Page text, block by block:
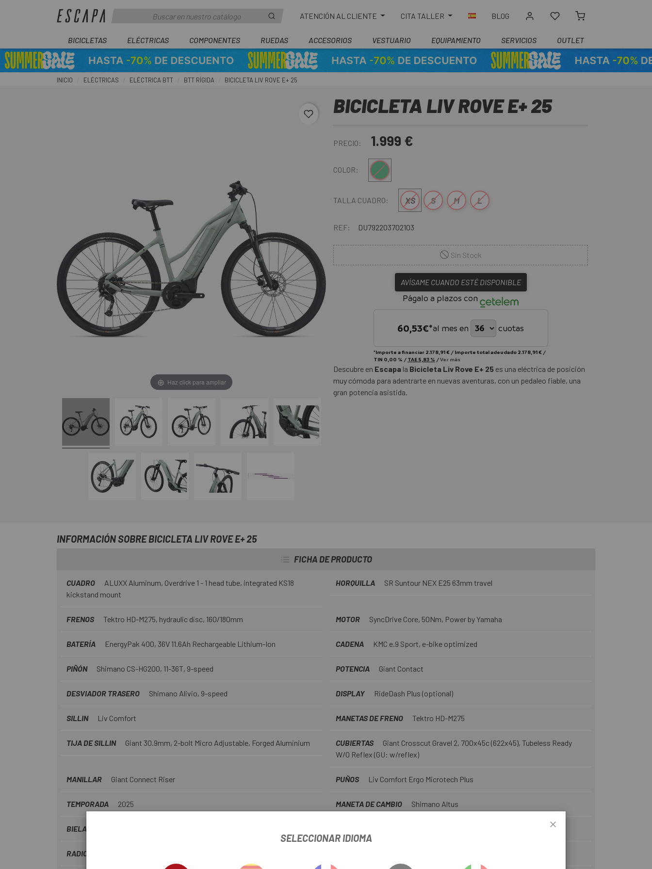
ATENCIÓN AL CLIENTE CITA TALLER BLOG
BICICLETAS ELÉCTRICAS COMPONENTES RUEDAS ACCESORIOS VESTUARIO EQUIPAMIENTO SERVICIOS OUTLET
INICIO ELÉCTRICAS ELÉCTRICA BTT BTT RÍGIDA BICICLETA LIV ROVE E+ 25
favorite_border
Haz click para ampliar
BICICLETA LIV ROVE E+ 25
PRECIO: 1.999 €
COLOR: Verde Oliva
TALLA CUADRO: XS S M L
REF: DU792203702103
Sin Stock
AVÍSAME CUANDO ESTÉ DISPONIBLE
Págalo a plazos con
60,53€*al mes en cuotas
*Importe a financiar 2.178,91 € / Importe total adeudado 2.178,91 €/
TIN 0,00 % / TAE 5,83 % /Ver más
Descubre en Escapa la Bicicleta Liv Rove E+ 25 es una eléctrica de posición
muy cómoda para adentrarte en nuevas aventuras, con un pedaleo fiable, una
gran potencia asistida.
INFORMACIÓN SOBRE BICICLETA LIV ROVE E+ 25
FICHA DE PRODUCTO
CUADRO
ALUXX Aluminum, Overdrive 1 - 1 head tube, integrated KS18
kickstand mount
HORQUILLA SR Suntour NEX E25 63mm travel
FRENOS Tektro HD-M275, hydraulic disc, 160/180mm MOTOR SyncDrive Core, 50Nm, Power by Yamaha
BATERÍA EnergyPak 400, 36V 11.6Ah Rechargeable Lithium-Ion CADENA KMC e.9 Sport, e-bike optimized
PIÑÓN Shimano CS-HG200, 11-36T, 9-speed POTENCIA Giant Contact
DESVIADOR TRASERO Shimano Alivio, 9-speed DISPLAY RideDash Plus (optional)
SILLIN Liv Comfort MANETAS DE FRENO Tektro HD-M275
TIJA DE SILLIN Giant 30.9mm, 2-bolt Micro Adjustable, Forged Aluminium CUBIERTAS
Giant Crosscut Gravel 2, 700x45c (622x45), Tubeless Ready
W/O Reflex (GU: w/reflex)
MANILLAR Giant Connect Riser PUÑOS Liv Comfort Ergo Microtech Plus
TEMPORADA 2025 MANETA DE CAMBIO Shimano Altus
BIELAS
RADIOS
SELECCIONAR IDIOMA